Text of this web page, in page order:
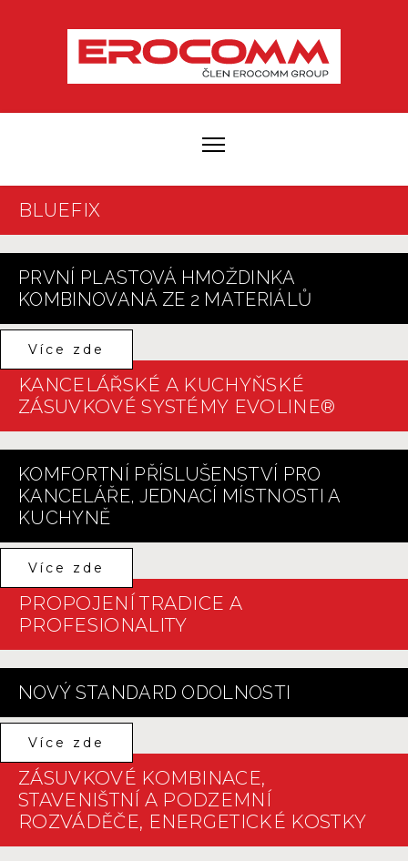
BLUEFIX
PRVNÍ PLASTOVÁ HMOŽDINKA
KOMBINOVANÁ ZE 2 MATERIÁLŮ
Více zde
KANCELÁŘSKÉ A KUCHYŇSKÉ
ZÁSUVKOVÉ SYSTÉMY EVOLINE®
KOMFORTNÍ PŘÍSLUŠENSTVÍ PRO
KANCELÁŘE, JEDNACÍ MÍSTNOSTI A
KUCHYNĚ
Více zde
PROPOJENÍ TRADICE A
PROFESIONALITY
NOVÝ STANDARD ODOLNOSTI
Více zde
ZÁSUVKOVÉ KOMBINACE,
STAVENIŠTNÍ A PODZEMNÍ
ROZVÁDĚČE, ENERGETICKÉ KOSTKY